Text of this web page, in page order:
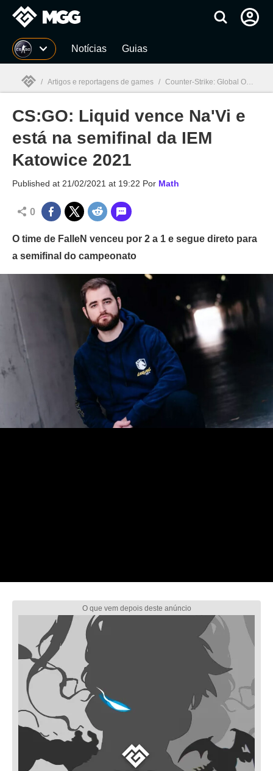
Millenium Notícias Guias
Millenium
/ Artigos e reportagens de games / Counter-Strike: Global Offensive
CS:GO: Liquid vence Na'Vi e
está na semifinal da IEM
Katowice 2021
Published at 21/02/2021 at 19:22 Por Math
0
O time de FalleN venceu por 2 a 1 e segue direto para
a semifinal do campeonato